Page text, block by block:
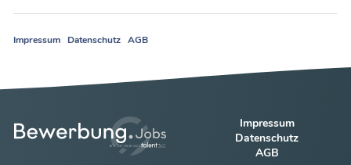
Impressum Datenschutz AGB
Impressum
Datenschutz
AGB